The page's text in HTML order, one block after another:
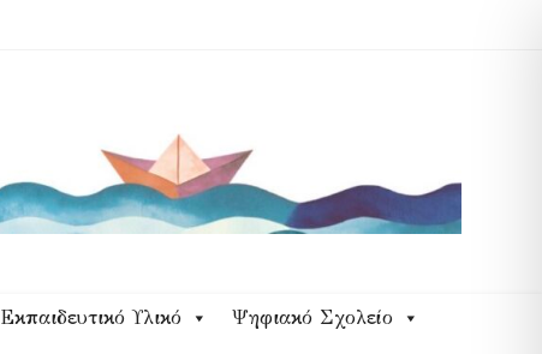
Εκπαιδευτικό Υλικό Ψηφιακό Σχολείο